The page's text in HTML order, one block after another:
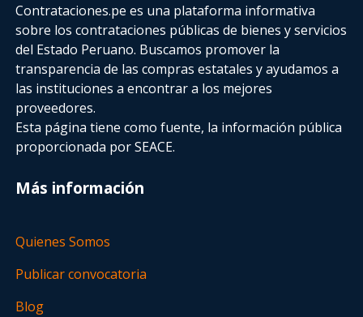
Contrataciones.pe es una plataforma informativa
sobre los contrataciones públicas de bienes y servicios
del Estado Peruano. Buscamos promover la
transparencia de las compras estatalesy ayudamos a
las instituciones a encontrar a los mejores
proveedores.
Esta página tiene como fuente, la información pública
proporcionada por SEACE.
Más información
Quienes Somos
Publicar convocatoria
Blog